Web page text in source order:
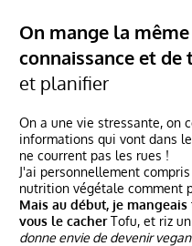
On mange la
connaissance et de
et planifier
On a une vie stressante, on
informations qui vont dans
ne courrent pas les rues !
J'ai personnellement
nutrition végétale comment
Mais au début, je
vous le cacherTofu, et riz
donne envie de devenir vegan